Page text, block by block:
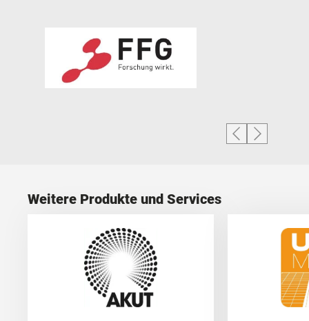
Weitere Produkte und Services